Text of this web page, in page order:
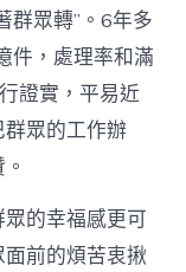
群眾轉”。6年多
件，處理率和滿
證實，平易近
眾的工作辦
的幸福感更可
前的煩苦衷揪